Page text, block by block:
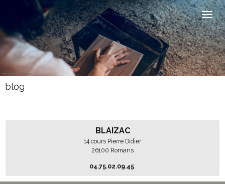
blog
BLAIZAC
14 cours Pierre Didier
26100 Romans
04.75.02.09.45